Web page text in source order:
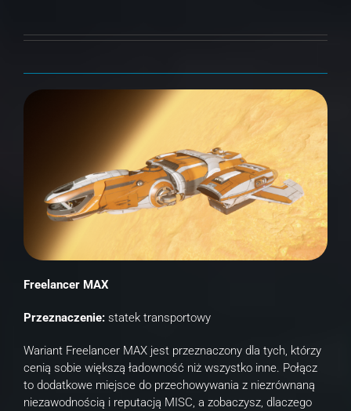
Freelancer MAX
Przeznaczenie: statek transportowy
Wariant Freelancer MAX jest przeznaczony dla tych, którzy
cenią sobie większą ładowność niż wszystko inne. Połącz
to dodatkowe miejsce do przechowywania z niezrównaną
niezawodnością i reputacją MISC, a zobaczysz, dlaczego